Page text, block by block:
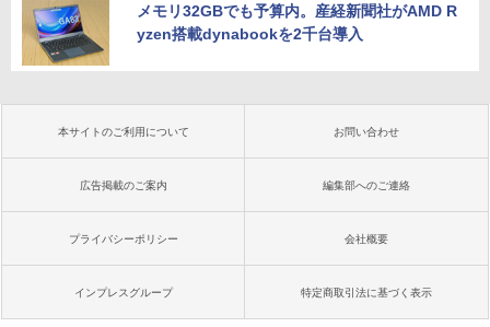
メモリ32GBでも予算内。産経新聞社がAMD R
yzen搭載dynabookを2千台導入
本サイトのご利用について お問い合わせ
広告掲載のご案内 編集部へのご連絡
プライバシーポリシー 会社概要
インプレスグループ 特定商取引法に基づく表示